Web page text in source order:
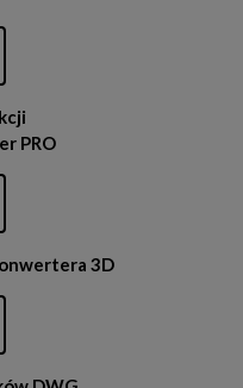
PRO
3D